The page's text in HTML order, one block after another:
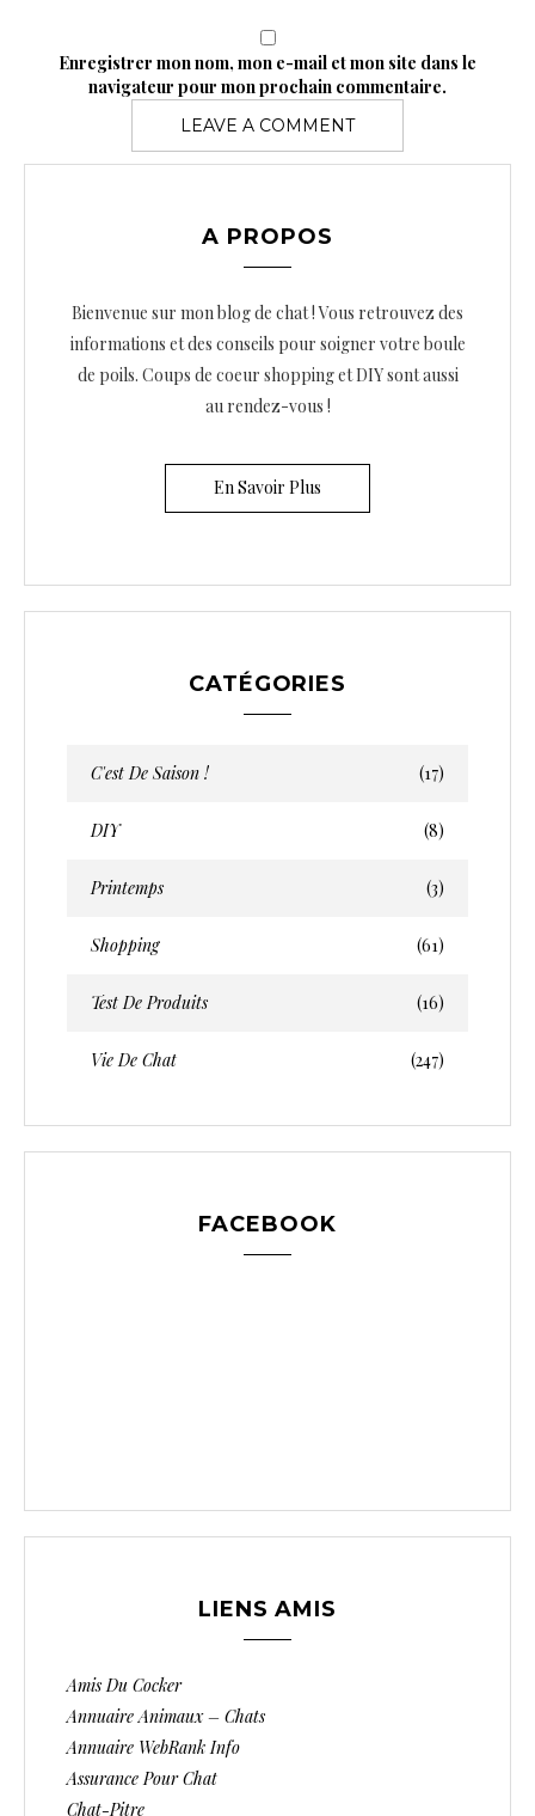
Enregistrer mon nom, mon e-mail et mon site dans le
navigateur pour mon prochain commentaire.
A PROPOS
Bienvenue sur mon blog de chat ! Vous retrouvez des
informations et des conseils pour soigner votre boule
de poils. Coups de coeur shopping et DIY sont aussi
au rendez-vous !
En Savoir Plus
CATÉGORIES
C'est De Saison ! (17)
DIY (8)
Printemps (3)
Shopping (61)
Test De Produits (16)
Vie De Chat (247)
FACEBOOK
LIENS AMIS
Amis Du Cocker
Annuaire Animaux – Chats
Annuaire WebRank Info
Assurance Pour Chat
Chat-Pitre